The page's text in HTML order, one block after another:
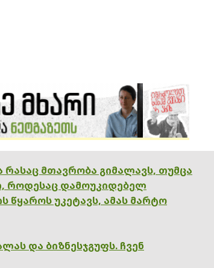
რასაც მთავრობა გიმალავს, თუმცა
როდესაც დამოუკიდებელ
წყაროს უკეტავს, ამას მარტო
და ბიზნესჯგუფს. ჩვენ